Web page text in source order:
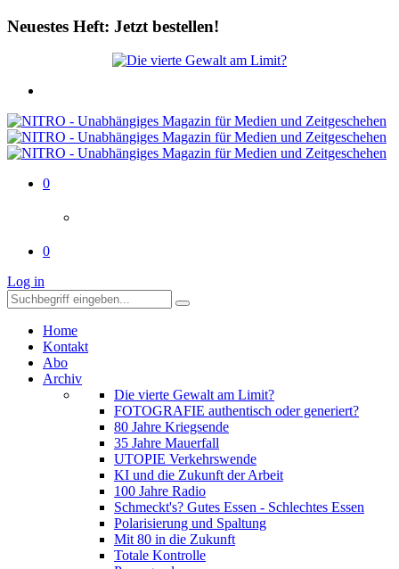
Neuestes Heft: Jetzt bestellen!
0
0
Log in
Home
Kontakt
Abo
Archiv
Die vierte Gewalt am Limit?
FOTOGRAFIE authentisch oder generiert?
80 Jahre Kriegsende
35 Jahre Mauerfall
UTOPIE Verkehrswende
KI und die Zukunft der Arbeit
100 Jahre Radio
Schmeckt's? Gutes Essen - Schlechtes Essen
Polarisierung und Spaltung
Mit 80 in die Zukunft
Totale Kontrolle